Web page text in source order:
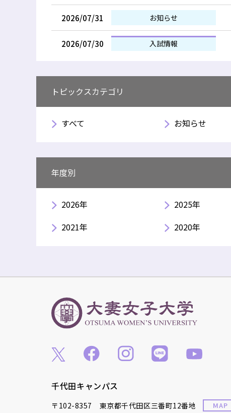
2026/07/31 お知らせ
2026/07/30 入試情報
トピックスカテゴリ
すべて お知らせ
年度別
2026年 2025年
2021年
2020年
千代田キャンパス
〒102-8357 東京都千代田区三番町12番地 MAP